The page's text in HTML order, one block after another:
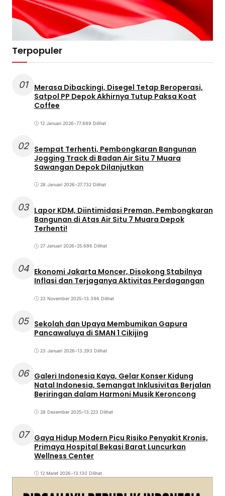
Terpopuler
01
Merasa Dibackingi, Disegel Tetap Beroperasi,
Satpol PP Depok Akhirnya Tutup Paksa Koat
Coffee
12 Januari 2026•77.889 Dilihat
02 Sempat Terhenti, Pembongkaran Bangunan
Jogging Track di Badan Air Situ 7 Muara
Sawangan Depok Dilanjutkan
28 Januari 2026•27.732 Dilihat
03 Lapor KDM, Diintimidasi Preman, Pembongkaran
Bangunan di Atas Air Situ 7 Muara Depok
Terhenti!
27 Januari 2026•25.686 Dilihat
04 Ekonomi Jakarta Moncer, Disokong Stabilnya
Inflasi dan Terjaganya Aktivitas Perdagangan
23 November 2025•13.396 Dilihat
05 Sekolah dan Upaya Membumikan Gapura
Pancawaluya di SMAN 1 Cikijing
23 Januari 2026•13.293 Dilihat
06 Galeri Indonesia Kaya, Gelar Konser Kidung
Natal Indonesia, Semangat Inklusivitas Berjalan
Beriringan dalam Harmoni Musik Keroncong
28 Desember 2025•13.223 Dilihat
07
Gaya Hidup Modern Picu Risiko Penyakit Kronis,
Primaya Hospital Bekasi Barat Luncurkan
Wellness Center
12 Maret 2026•13.130 Dilihat